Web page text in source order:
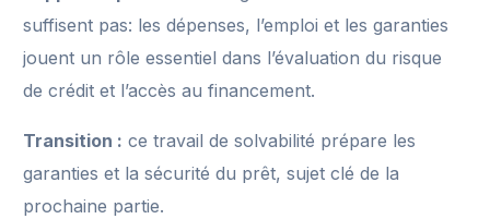
suffisent pas: les dépenses, l’emploi et les garanties
jouent un rôle essentiel dans l’évaluation du risque
de crédit et l’accès au financement.
Transition : ce travail de solvabilité prépare les
garanties et la sécurité du prêt, sujet clé de la
prochaine partie.